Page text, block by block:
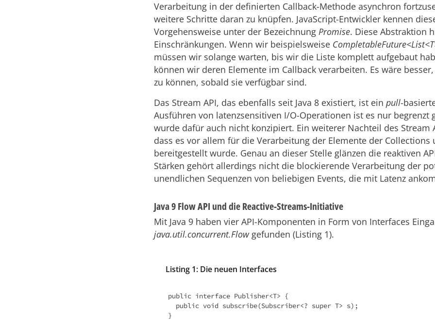
Verarbeitung in der definierten Callback-Methode asynchron
weitere Schritte daran zu knüpfen. JavaScript-Entwickler kennen
Vorgehensweise unter der Bezeichnung Promise. Diese Abstraktion
Einschränkungen. Wenn wir beispielsweise
müssen wir solange warten, bis wir die Liste komplett aufgebaut
können wir deren Elemente im Callback verarbeiten. Es wäre
zu können, sobald sie verfügbar sind.
Das Stream API, das ebenfalls seit Java 8 existiert, ist ein pull-
Ausführen von latenzsensitiven I/O-Operationen ist es nur begrenzt
wurde dafür auch nicht konzipiert. Ein weiterer Nachteil des Stream
dass es vor allem für die Verarbeitung der Elemente der Collections
bereitgestellt wurde. Genau an dieser Stelle glänzen die reaktiven
Stärken gehört allerdings nicht die blockierende Verarbeitung der
unendlichen Sequenzen von beliebigen Events, die mit Latenz
Java 9 Flow API und die Reactive-Streams-Initiative
Mit Java 9 haben vier API-Komponenten in Form von Interfaces
java.util.concurrent.Flowgefunden (Listing 1).
Listing 1: Die neuen Interfaces
public interface Publisher<T> {
}